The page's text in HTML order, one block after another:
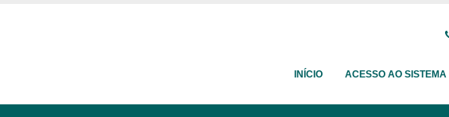
INÍCIO ACESSO AO SISTEMA